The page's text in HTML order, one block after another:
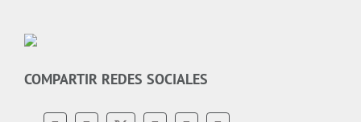
COMPARTIR REDES SOCIALES